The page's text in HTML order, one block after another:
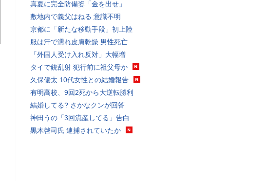
真夏に完全防備姿「金を出せ」
敷地内で義父はねる 意識不明
京都に「新たな移動手段」初上陸
服は汗で濡れ皮膚乾燥 男性死亡
「外国人受け入れ反対」大幅増
タイで銃乱射 犯行前に祖父母か
久保優太 10代女性との結婚報告
有明高校、9回2死から大逆転勝利
結婚してる? さかなクンが回答
神田うの「3回流産してる」告白
黒木啓司氏 逮捕されていたか